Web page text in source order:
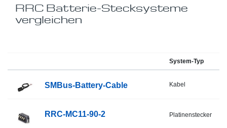
RRC Batterie-Stecksysteme
vergleichen
System-Typ
SMBus-Battery-Cable Kabel
RRC-MC11-90-2 Platinenstecker